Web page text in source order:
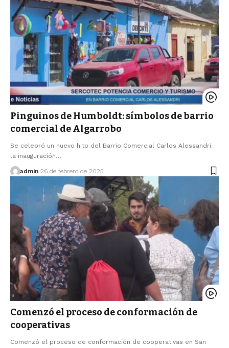
Pinguinos de Humboldt: símbolos de barrio
comercial de Algarrobo
Se celebró un nuevo hito del Barrio Comercial Carlos Alessandri:
la inauguración…
admin 26 de febrero de 2025
Comenzó el proceso de conformación de
cooperativas
Comenzó el proceso de conformación de cooperativas en San